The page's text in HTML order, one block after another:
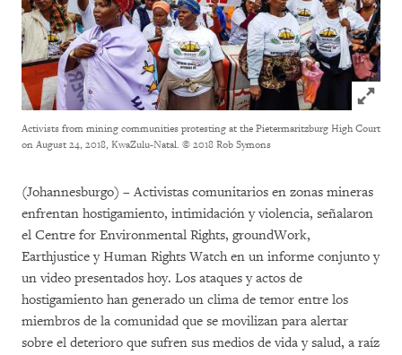
Click
Activists from mining communities protesting at the Pietermaritzburg High Court
on August 24, 2018, KwaZulu-Natal. © 2018 Rob Symons
(Johannesburgo) – Activistas comunitarios en zonas mineras
enfrentan hostigamiento, intimidación y violencia, señalaron
el Centre for Environmental Rights, groundWork,
Earthjustice y Human Rights Watch en un informe conjunto y
un video presentados hoy. Los ataques y actos de
hostigamiento han generado un clima de temor entre los
miembros de la comunidad que se movilizan para alertar
sobre el deterioro que sufren sus medios de vida y salud, a raíz